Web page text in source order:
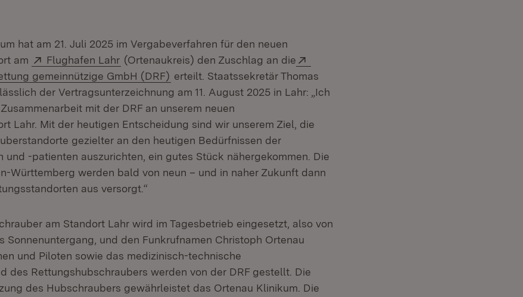
hat am 21. Juli 2025 im Vergabeverfahren für den neuen
am
Extern:
Flughafen Lahr (Öffnet in neuem Fenster)
(Ortenaukreis) den Zuschlag an die
gemeinnützige GmbH (DRF) (Öffnet in neuem Fenster)
erteilt. Staatssekretär Thomas
der Vertragsunterzeichnung am 11. August 2025 in Lahr: „Ich
mit der DRF an unserem neuen
Lahr. Mit der heutigen Entscheidung sind wir unserem Ziel, die
gezielter an den heutigen Bedürfnissen der
und -patienten auszurichten, ein gutes Stück nähergekommen. Die
Württemberg werden bald von neun – und in naher Zukunft dann
aus versorgt.“
am Standort Lahr wird im Tagesbetrieb eingesetzt, also von
Sonnenuntergang, und den Funkrufnamen Christoph Ortenau
und Piloten sowie das medizinisch-technische
des Rettungshubschraubers werden von der DRF gestellt. Die
des Hubschraubers gewährleistet das Ortenau Klinikum. Die